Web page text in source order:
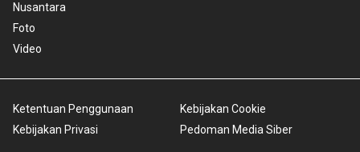
Nusantara
Foto
Video
Ketentuan Penggunaan
Kebijakan Privasi
Kebijakan Cookie
Pedoman Media Siber